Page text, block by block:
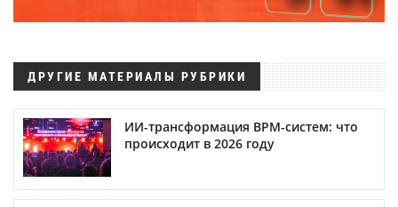
ДРУГИЕ МАТЕРИАЛЫ РУБРИКИ
ИИ-трансформация BPM-систем: что
происходит в 2026 году